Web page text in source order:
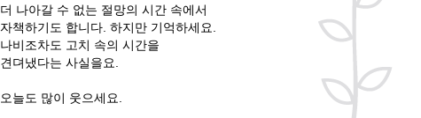
더 나아갈 수 없는 절망의 시간 속에서
자책하기도 합니다. 하지만 기억하세요.
나비조차도 고치 속의 시간을
견뎌냈다는 사실을요.
오늘도 많이 웃으세요.